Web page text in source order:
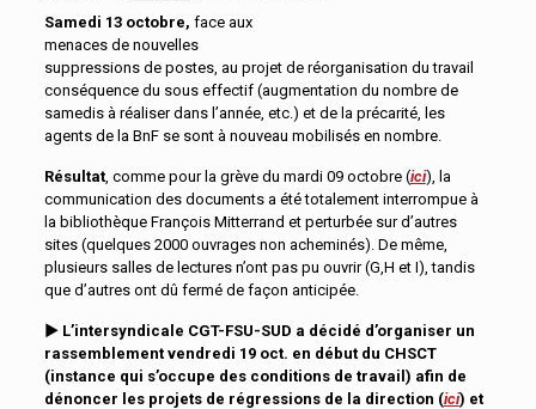
Samedi 13 octobre, face aux
menaces de nouvelles
suppressions de postes, au projet de réorganisation du travail
conséquence du sous effectif (augmentation du nombre de
samedis à réaliser dans l’année, etc.) et de la précarité, les
agents de la BnF se sont à nouveau mobilisés en nombre.
Résultat, comme pour la grève du mardi 09 octobre (ici), la
communication des documents a été totalement interrompue à
la bibliothèque François Mitterrand et perturbée sur d’autres
sites (quelques 2000 ouvrages non acheminés). De même,
plusieurs salles de lectures n’ont pas pu ouvrir (G,H et I), tandis
que d’autres ont dû fermé de façon anticipée.
► L’intersyndicale CGT-FSU-SUD a décidé d’organiser un
rassemblement vendredi 19 oct. en début du CHSCT
(instance qui s’occupe des conditions de travail) afin de
dénoncer les projets de régressions de la direction (ici) et